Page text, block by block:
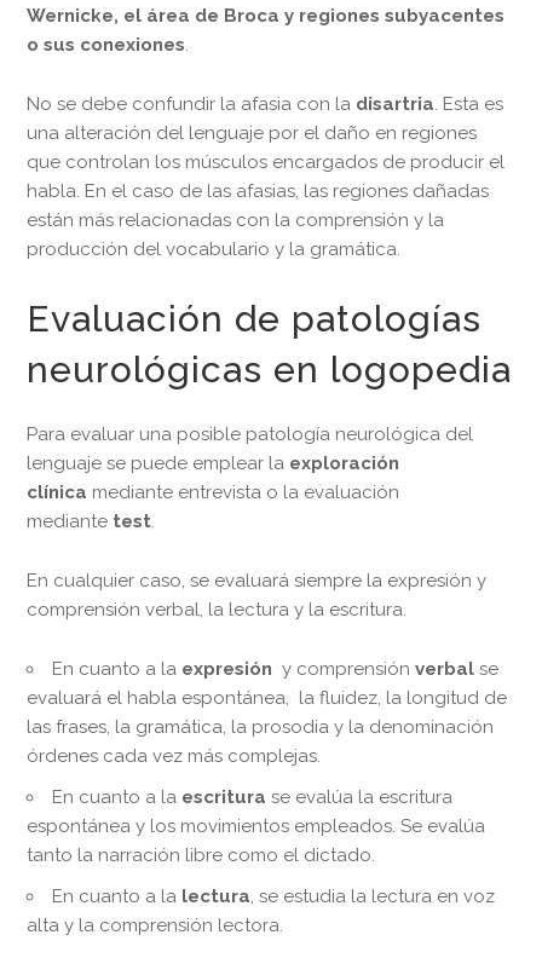
Wernicke, el área de Broca y regiones subyacentes
o sus conexiones.
No se debe confundir la afasia con la disartria. Esta es
una alteración del lenguaje por el daño en regiones
que controlan los músculos encargados de producir el
habla. En el caso de las afasias, las regiones dañadas
están más relacionadas con la comprensión y la
producción del vocabulario y la gramática.
Evaluación de patologías
neurológicas en logopedia
Para evaluar una posible patología neurológica del
lenguaje se puede emplear la exploración
clínica mediante entrevista o la evaluación
mediante test.
En cualquier caso, se evaluará siempre la expresión y
comprensión verbal, la lectura y la escritura.
En cuanto a la expresión y comprensiónverbalse
evaluará el habla espontánea, la fluidez, la longitud de
las frases, la gramática, la prosodia y la denominación
órdenes cada vez más complejas.
En cuanto a la escritura se evalúa la escritura
espontánea y los movimientos empleados. Se evalúa
tanto la narración libre como el dictado.
En cuanto a la lectura, se estudia la lectura en voz
alta y la comprensión lectora.